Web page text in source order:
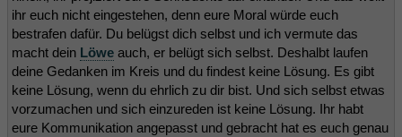
ihr euch nicht eingestehen, denn eure Moral würde euch
bestrafen dafür. Du belügst dich selbst und ich vermute das
macht dein Löwe auch, er belügt sich selbst. Deshalbt laufen
deine Gedanken im Kreis und du findest keine Lösung. Es gibt
keine Lösung, wenn du ehrlich zu dir bist. Und sich selbst etwas
vorzumachen und sich einzureden ist keine Lösung. Ihr habt
eure Kommunikation angepasst und gebracht hat es euch genau